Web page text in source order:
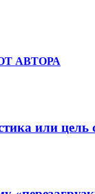
АВТОРА
или